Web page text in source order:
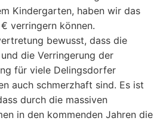
Kindergarten, haben wir das
verringern können.
bewusst, dass die
die Verringerung der
für viele Delingsdorfer
auch schmerzhaft sind. Es ist
durch die massiven
in den kommenden Jahren die